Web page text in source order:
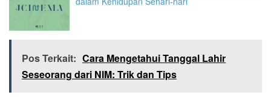
Pos Terkait: Cara Mengetahui Tanggal Lahir
Seseorang dari NIM: Trik dan Tips